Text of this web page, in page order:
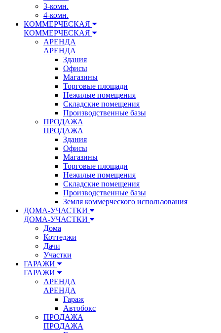
3-комн.
4-комн.
КОММЕРЧЕСКАЯ
КОММЕРЧЕСКАЯ
АРЕНДА
АРЕНДА
Здания
Офисы
Магазины
Торговые площади
Нежилые помещения
Складские помещения
Производственные базы
ПРОДАЖА
ПРОДАЖА
Здания
Офисы
Магазины
Торговые площади
Нежилые помещения
Складские помещения
Производственные базы
Земля коммерческого использования
ДОМА-УЧАСТКИ
ДОМА-УЧАСТКИ
Дома
Коттеджи
Дачи
Участки
ГАРАЖИ
ГАРАЖИ
АРЕНДА
АРЕНДА
Гараж
Автобокс
ПРОДАЖА
ПРОДАЖА